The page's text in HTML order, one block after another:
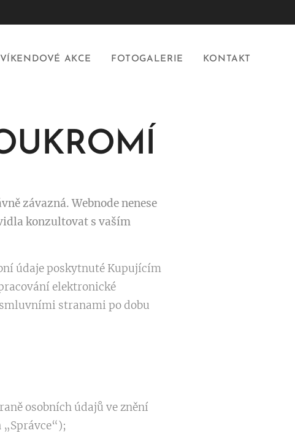
VÍKENDOVÉ AKCE FOTOGALERIE KONTAKT
závazná. Webnode nenese
konzultovat s vaším
údaje poskytnuté Kupujícím
elektronické
stranami po dobu
osobních údajů ve znění
„Správce“);